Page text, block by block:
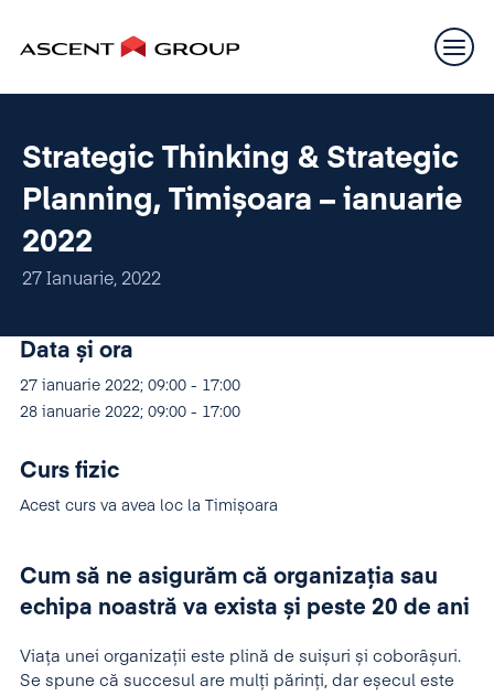
Strategic Thinking & Strategic
Planning, Timișoara – ianuarie
2022
27 Ianuarie, 2022
Data și ora
27 ianuarie 2022; 09:00 - 17:00
28 ianuarie 2022; 09:00 - 17:00
Curs fizic
Acest curs va avea loc la Timișoara
Cum să ne asigurăm că organizația sau
echipa noastră va exista și peste 20 de ani
Viața unei organizații este plină de suișuri și coborâșuri.
Se spune că succesul are mulți părinți, dar eșecul este